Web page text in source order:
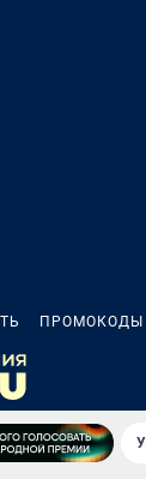
ПРОМОКОДЫ